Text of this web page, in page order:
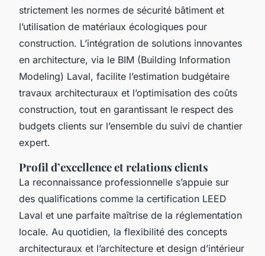
strictement les normes de sécurité bâtiment et
l’utilisation de matériaux écologiques pour
construction. L’intégration de solutions innovantes
en architecture, via le BIM (Building Information
Modeling) Laval, facilite l’estimation budgétaire
travaux architecturaux et l’optimisation des coûts
construction, tout en garantissant le respect des
budgets clients sur l’ensemble du suivi de chantier
expert.
Profil d’excellence et relations clients
La reconnaissance professionnelle s’appuie sur
des qualifications comme la certification LEED
Laval et une parfaite maîtrise de la réglementation
locale. Au quotidien, la flexibilité des concepts
architecturaux et l’architecture et design d’intérieur